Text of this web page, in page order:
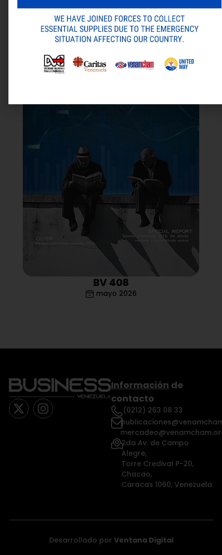
Última revista
BV 408
mayo 2026
Información de
contacto
(0212) 263 08 33
2da Av. de Campo
Alegre,
Torre Credival P-20,
Chacao,
Caracas 1060, Venezuela
Desarrollado por Ventana Digital